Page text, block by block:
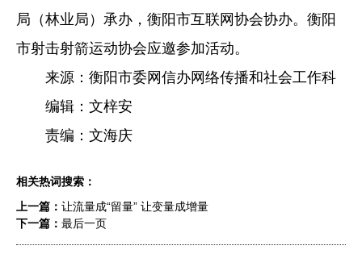
局（林业局）承办，衡阳市互联网协会协办。衡阳
市射击射箭运动协会应邀参加活动。
来源：衡阳市委网信办网络传播和社会工作科
编辑：文梓安
责编：文海庆
相关热词搜索：
上一篇： 让流量成“留量” 让变量成增量
下一篇： 最后一页